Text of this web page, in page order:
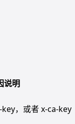
说明
，或者 x-ca-key